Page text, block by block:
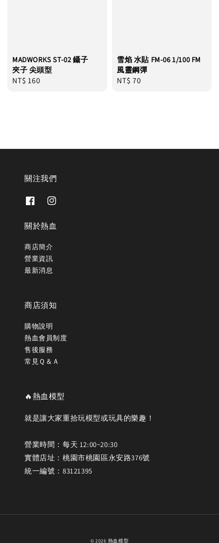
MADWORKS ST-02 鑷子
夾子 尖頭型
Regular
NT$ 160
雪焰 水貼 FM-06 1/100 FM
風靈鋼彈
Regular
NT$ 70
關注我們
關於熱血
商店簡介
營業資訊
最新消息
商店須知
購物說明
熱血會員制度
售後服務
常見Ｑ＆Ａ
🔥熱血模型
就是讓大家重拾玩模型或玩具的樂趣！
營業時間：每天 12:00~20:30
實體店址：桃園市桃園區永安路376號
統一編號：83121395
© 2026 熱血模型